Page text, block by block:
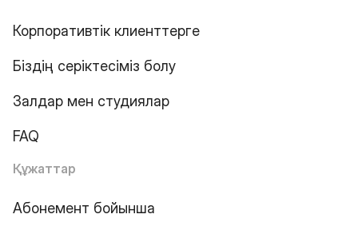
Корпоративтік клиенттерге
Біздің серіктесіміз болу
Залдар мен студиялар
FAQ
Құжаттар
Абонемент бойынша